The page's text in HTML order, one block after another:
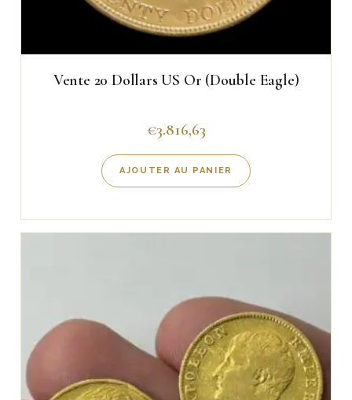
Vente 20 Dollars US Or (Double Eagle)
€3.816,63
AJOUTER AU PANIER